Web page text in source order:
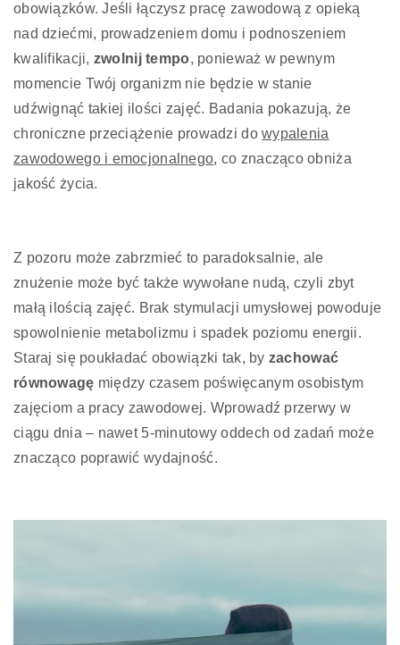
obowiązków. Jeśli łączysz pracę zawodową z opieką
nad dziećmi, prowadzeniem domu i podnoszeniem
kwalifikacji, zwolnij tempo, ponieważ w pewnym
momencie Twój organizm nie będzie w stanie
udźwignąć takiej ilości zajęć. Badania pokazują, że
chroniczne przeciążenie prowadzi dowypalenia
zawodowego i emocjonalnego, co znacząco obniża
jakość życia.
Z pozoru może zabrzmieć to paradoksalnie, ale
znużenie może być także wywołane nudą, czyli zbyt
małą ilością zajęć. Brak stymulacji umysłowej powoduje
spowolnienie metabolizmu i spadek poziomu energii.
Staraj się poukładać obowiązki tak, by zachować
równowagę między czasem poświęcanym osobistym
zajęciom a pracy zawodowej. Wprowadź przerwy w
ciągu dnia – nawet 5-minutowy oddech od zadań może
znacząco poprawić wydajność.